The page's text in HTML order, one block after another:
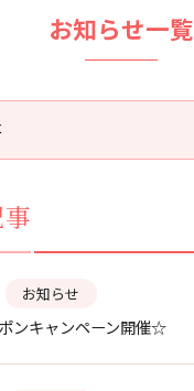
お知らせ一覧
お知らせ
ンキャンペーン開催☆